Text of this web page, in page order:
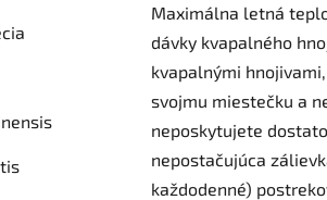
Maximálna letná
dávky kvapalného
kvapalnými
svojmu miestečku a
neposkytujete
nepostačujúca
každodenné)